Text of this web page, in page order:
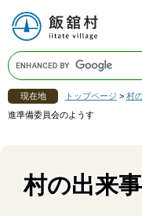
現在地 トップページ > 村
進準備委員会のようす
村の出来